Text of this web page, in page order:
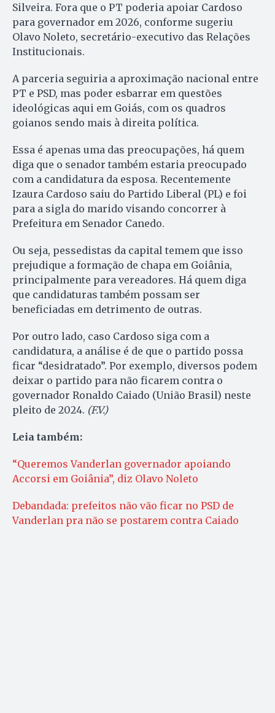
Silveira. Fora que o PT poderia apoiar Cardoso
para governador em 2026, conforme sugeriu
Olavo Noleto, secretário-executivo das Relações
Institucionais.
A parceria seguiria a aproximação nacional entre
PT e PSD, mas poder esbarrar em questões
ideológicas aqui em Goiás, com os quadros
goianos sendo mais à direita política.
Essa é apenas uma das preocupações, há quem
diga que o senador também estaria preocupado
com a candidatura da esposa. Recentemente
Izaura Cardoso saiu do Partido Liberal (PL) e foi
para a sigla do marido visando concorrer à
Prefeitura em Senador Canedo.
Ou seja, pessedistas da capital temem que isso
prejudique a formação de chapa em Goiânia,
principalmente para vereadores. Há quem diga
que candidaturas também possam ser
beneficiadas em detrimento de outras.
Por outro lado, caso Cardoso siga com a
candidatura, a análise é de que o partido possa
ficar “desidratado”. Por exemplo, diversos podem
deixar o partido para não ficarem contra o
governador Ronaldo Caiado (União Brasil) neste
pleito de 2024. (F.V.)
Leia também:
“Queremos Vanderlan governador apoiando
Accorsi em Goiânia”, diz Olavo Noleto
Debandada: prefeitos não vão ficar no PSD de
Vanderlan pra não se postarem contra Caiado